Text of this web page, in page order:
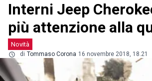
Interni Jeep
più attenzione alla
Novità
di Tommaso Corona 16 novembre 2018, 18.21